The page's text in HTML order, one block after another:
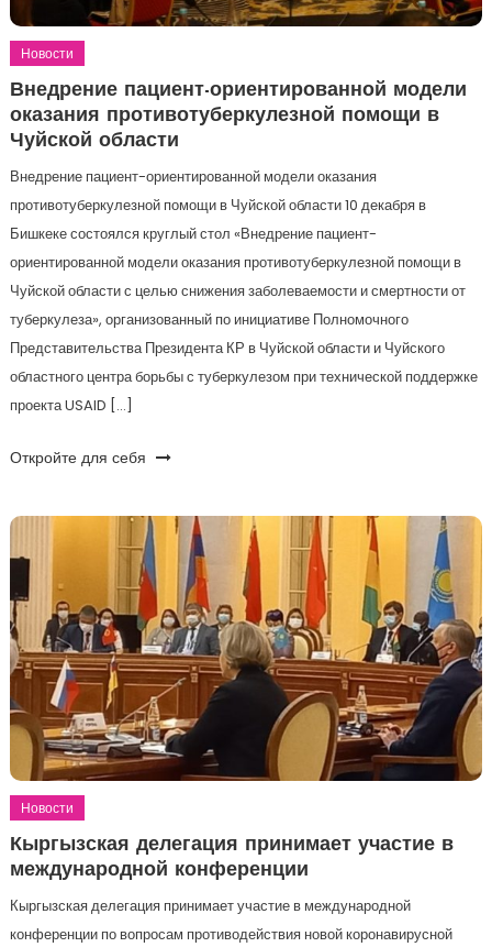
Новости
Внедрение пациент-ориентированной модели
оказания противотуберкулезной помощи в
Чуйской области
Внедрение пациент-ориентированной модели оказания
противотуберкулезной помощи в Чуйской области 10 декабря в
Бишкеке состоялся круглый стол «Внедрение пациент-
ориентированной модели оказания противотуберкулезной помощи в
Чуйской области с целью снижения заболеваемости и смертности от
туберкулеза», организованный по инициативе Полномочного
Представительства Президента КР в Чуйской области и Чуйского
областного центра борьбы с туберкулезом при технической поддержке
проекта USAID […]
Откройте для себя
Новости
Кыргызская делегация принимает участие в
международной конференции
Кыргызская делегация принимает участие в международной
конференции по вопросам противодействия новой коронавирусной